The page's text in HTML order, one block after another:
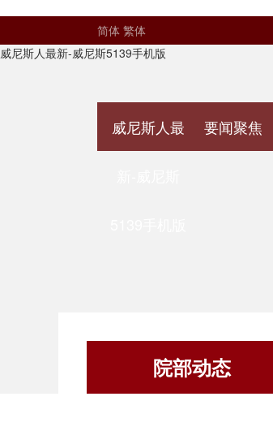
简体 繁体
威尼斯人最新-威尼斯5139手机版
威尼斯人最 要闻聚焦
院部动态